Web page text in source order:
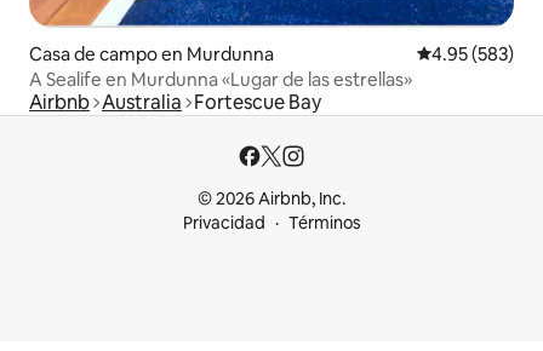
Casa de campo en Murdunna Calificación
4.95 (583)
A Sealife en Murdunna «Lugar de las estrellas»
Airbnb Australia Fortescue Bay
© 2026 Airbnb, Inc.
Privacidad
Términos